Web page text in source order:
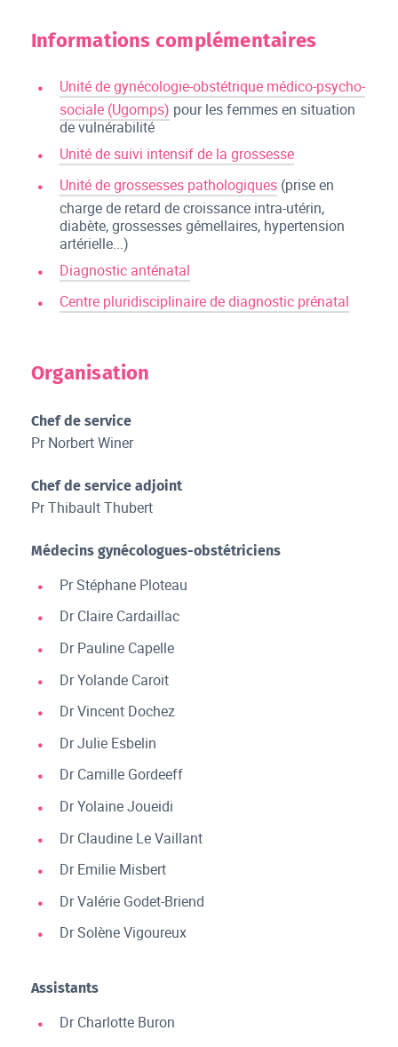
Informations complémentaires
Unité de gynécologie-obstétrique médico-psycho-
sociale (Ugomps) pour les femmes en situation
de vulnérabilité
Unité de suivi intensif de la grossesse
Unité de grossesses pathologiques (prise en
charge de retard de croissance intra-utérin,
diabète, grossesses gémellaires, hypertension
artérielle...)
Diagnostic anténatal
Centre pluridisciplinaire de diagnostic prénatal
Organisation
Chef de service
Pr Norbert Winer
Chef de service adjoint
Pr Thibault Thubert
Médecins gynécologues-obstétriciens
Pr Stéphane Ploteau
Dr Claire Cardaillac
Dr Pauline Capelle
Dr Yolande Caroit
Dr Vincent Dochez
Dr Julie Esbelin
Dr Camille Gordeeff
Dr Yolaine Joueidi
Dr Claudine Le Vaillant
Dr Emilie Misbert
Dr Valérie Godet-Briend
Dr Solène Vigoureux
Assistants
Dr Charlotte Buron